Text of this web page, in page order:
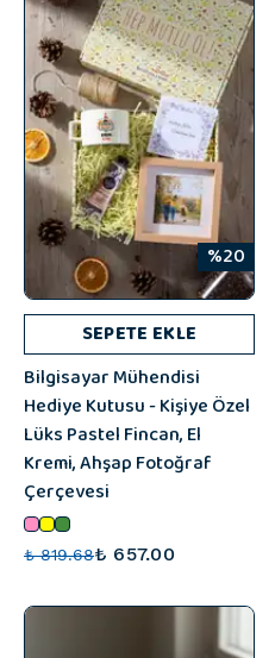
%20
SEPETE EKLE
Bilgisayar Mühendisi
Hediye Kutusu - Kişiye Özel
Lüks Pastel Fincan, El
Kremi, Ahşap Fotoğraf
Çerçevesi
₺ 819.68₺ 657.00